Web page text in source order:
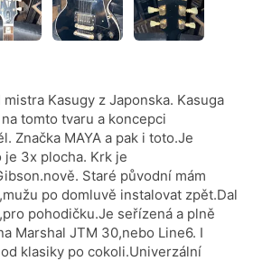
Kasugy z Japonska. Kasuga
tomto tvaru a koncepci
Značka MAYA a pak i toto.Je
je 3x plocha. Krk je
Staré původní mám
po domluvě instalovat zpět.Dal
pohodičku.Je seřízená a plně
Marshal JTM 30,nebo Line6. I
klasiky po cokoli.Univerzální